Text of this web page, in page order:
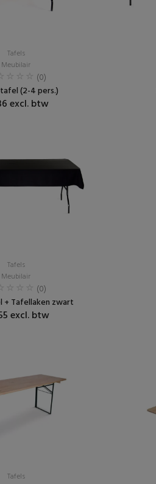
Tafels
Meubilair
(0)
(2-4 pers.)
excl. btw
Tafels
Meubilair
(0)
+ Tafellaken zwart
excl. btw
Tafels